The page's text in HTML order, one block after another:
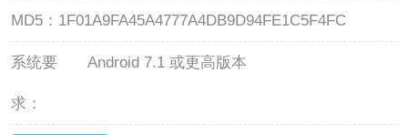
MD5： 1F01A9FA45A4777A4DB9D94FE1C5F4FC
系统要
求：
Android 7.1 或更高版本